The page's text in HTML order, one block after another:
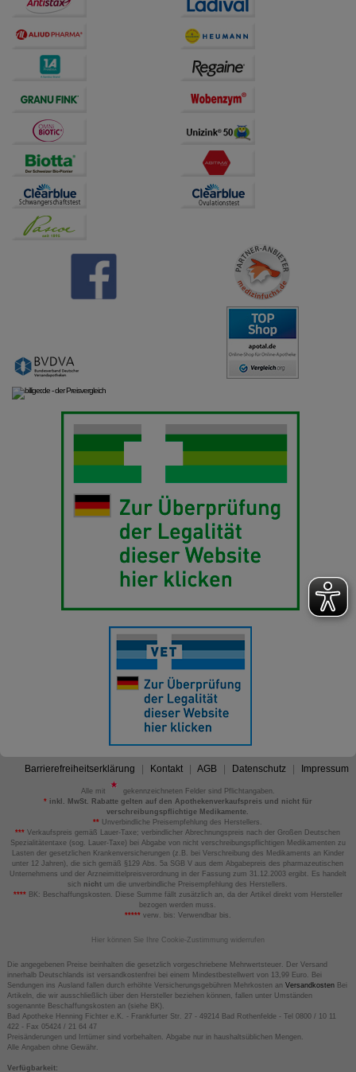
Barrierefreiheitserklärung Kontakt AGB Datenschutz Impressum
Alle mit
gekennzeichneten Felder sind Pflichtangaben.
*inkl. MwSt. Rabatte gelten auf den Apothekenverkaufspreis und nicht für
verschreibungspflichtige Medikamente.
** Unverbindliche Preisempfehlung des Herstellers.
*** Verkaufspreis gemäß Lauer-Taxe; verbindlicher Abrechnungspreis nach der Großen Deutschen
Spezialitätentaxe (sog. Lauer-Taxe) bei Abgabe von nicht verschreibungspflichtigen Medikamenten zu
Lasten der gesetzlichen Krankenversicherungen (z.B. bei Verschreibung des Medikaments an Kinder
unter 12 Jahren), die sich gemäß §129 Abs. 5a SGB V aus dem Abgabepreis des pharmazeutischen
Unternehmens und der Arzneimittelpreisverordnung in der Fassung zum 31.12.2003 ergibt. Es handelt
sich nicht um die unverbindliche Preisempfehlung des Herstellers.
****BK: Beschaffungskosten. Diese Summe fällt zusätzlich an, da der Artikel direkt vom Hersteller
bezogen werden muss.
*****verw. bis: Verwendbar bis.
Hier können Sie Ihre Cookie-Zustimmung widerrufen
Die angegebenen Preise beinhalten die gesetzlich vorgeschriebene Mehrwertsteuer. Der Versand
innerhalb Deutschlands ist versandkostenfrei bei einem Mindestbestellwert von 13,99 Euro. Bei
Sendungen ins Ausland fallen durch erhöhte Versicherungsgebühren Mehrkosten an VersandkostenBei
Artikeln, die wir ausschließlich über den Hersteller beziehen können, fallen unter Umständen
sogenannte Beschaffungskosten an (siehe BK).
Bad Apotheke Henning Fichter e.K. - Frankfurter Str. 27 - 49214 Bad Rothenfelde - Tel 0800 / 10 11
422 - Fax 05424 / 21 64 47
Preisänderungen und Irrtümer sind vorbehalten. Abgabe nur in haushaltsüblichen Mengen.
Alle Angaben ohne Gewähr.
Verfügbarkeit: